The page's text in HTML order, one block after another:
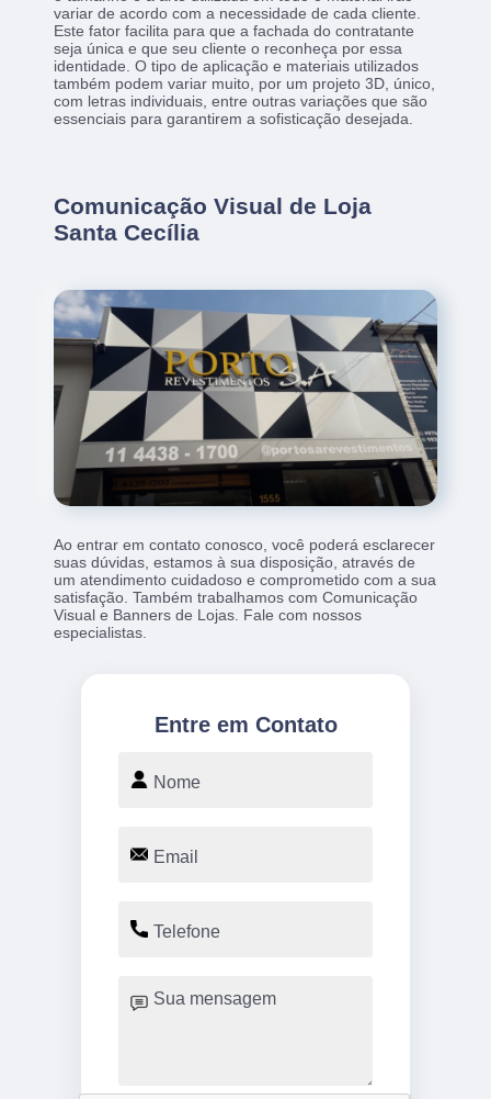
variar de acordo com a necessidade de cada cliente.
Este fator facilita para que a fachada do contratante
seja única e que seu cliente o reconheça por essa
identidade. O tipo de aplicação e materiais utilizados
também podem variar muito, por um projeto 3D, único,
com letras individuais, entre outras variações que são
essenciais para garantirem a sofisticação desejada.
Comunicação Visual de Loja
Santa Cecília
Ao entrar em contato conosco, você poderá esclarecer
suas dúvidas, estamos à sua disposição, através de
um atendimento cuidadoso e comprometido com a sua
satisfação. Também trabalhamos com Comunicação
Visual e Banners de Lojas. Fale com nossos
especialistas.
Entre em Contato